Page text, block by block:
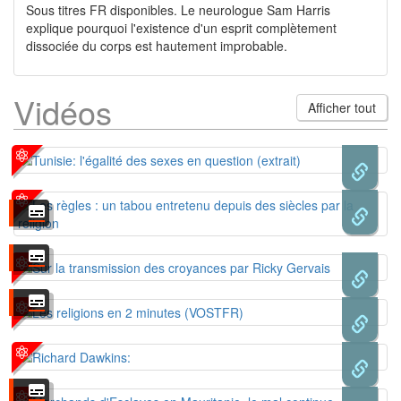
Sous titres FR disponibles. Le neurologue Sam Harris
explique pourquoi l'existence d'un esprit complètement
dissociée du corps est hautement improbable.
Vidéos Afficher tout